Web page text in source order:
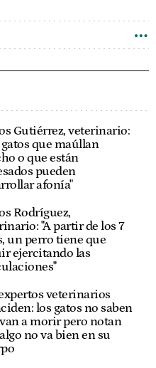
Gutiérrez, veterinario:
gatos que maúllan
o que están
pueden
afonía"
Rodríguez,
"A partir de los 7
un perro tiene que
ejercitando las
veterinarios
los gatos no saben
a morir pero notan
no va bien en su